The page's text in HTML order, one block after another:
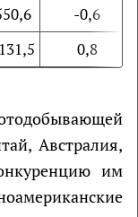
-0,6
0,8
Австралия,
им